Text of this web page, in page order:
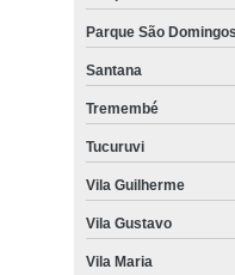
Parque São Domingos
Santana
Tremembé
Tucuruvi
Vila Guilherme
Vila Gustavo
Vila Maria